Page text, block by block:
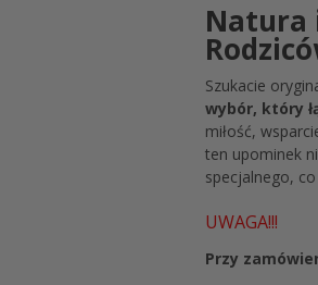
Natura
Szukacie
wybór, który
miłość,
ten upominek
specjalnego,
UWAGA!!!
Przy